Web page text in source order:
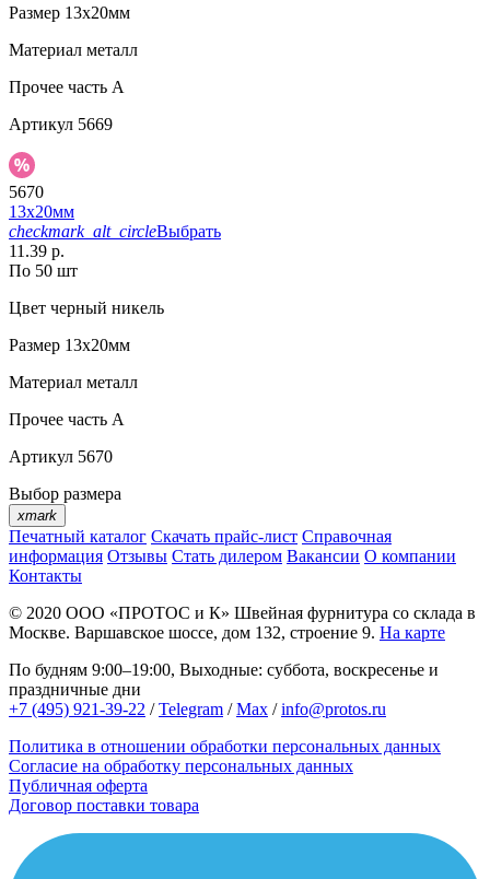
Размер 13х20мм
Материал металл
Прочее часть A
Артикул 5669
5670
13х20мм
checkmark_alt_circleВыбрать
11.39 р.
По 50 шт
Цвет черный никель
Размер 13х20мм
Материал металл
Прочее часть A
Артикул 5670
Выбор размера
xmark
Печатный каталог Скачать прайс-лист Справочная
информация Отзывы Стать дилером Вакансии О компании
Контакты
© 2020 ООО «ПРОТОС и К» Швейная фурнитура со склада в
Москве. Варшавское шоссе, дом 132, строение 9. На карте
По будням 9:00–19:00, Выходные: суббота, воскресенье и
праздничные дни
+7 (495) 921-39-22 /Telegram /Max /info@protos.ru
Политика в отношении обработки персональных данных
Согласие на обработку персональных данных
Публичная оферта
Договор поставки товара